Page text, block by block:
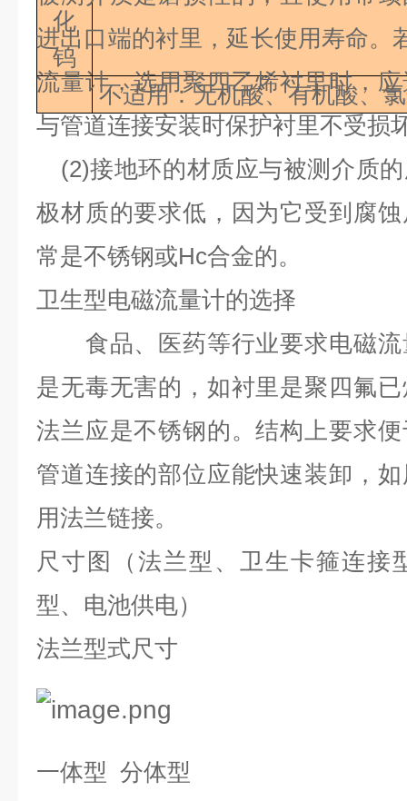
化
钨
不适用：无机酸、有机酸、
进出口端的衬里，延长使用寿命。
流量计，选用聚四乙烯衬里时，
与管道连接安装时保护衬里不受损
(2)接地环的材质应与被测介质
极材质的要求低，因为它受到腐
常是不锈钢或Hc合金的。
卫生型电磁流量计的选择
食品、医药等行业要求电磁流
是无毒无害的，如衬里是聚四氟
法兰应是不锈钢的。结构上要求
管道连接的部位应能快速装卸，
用法兰链接。
尺寸图（法兰型、卫生卡箍连接
型、电池供电）
法兰型式尺寸
一体型 分体型